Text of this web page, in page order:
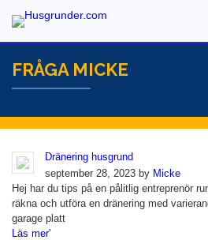
FRÅGA MICKE
Dränering husgrund
september 28, 2023 by Micke
Hej har du tips på en pålitlig entreprenör
räkna och utföra en dränering med
garage platt
Läs mer'